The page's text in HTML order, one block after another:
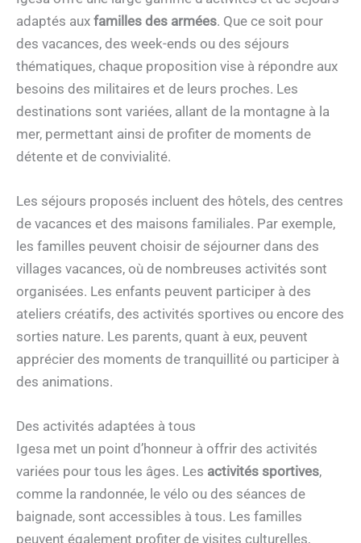
adaptés aux familles des armées. Que ce soit pour
des vacances, des week-ends ou des séjours
thématiques, chaque proposition vise à répondre aux
besoins des militaires et de leurs proches. Les
destinations sont variées, allant de la montagne à la
mer, permettant ainsi de profiter de moments de
détente et de convivialité.
Les séjours proposés incluent des hôtels, des centres
de vacances et des maisons familiales. Par exemple,
les familles peuvent choisir de séjourner dans des
villages vacances, où de nombreuses activités sont
organisées. Les enfants peuvent participer à des
ateliers créatifs, des activités sportives ou encore des
sorties nature. Les parents, quant à eux, peuvent
apprécier des moments de tranquillité ou participer à
des animations.
Des activités adaptées à tous
Igesa met un point d’honneur à offrir des activités
variées pour tous les âges. Les activités sportives,
comme la randonnée, le vélo ou des séances de
baignade, sont accessibles à tous. Les familles
peuvent également profiter de visites culturelles,